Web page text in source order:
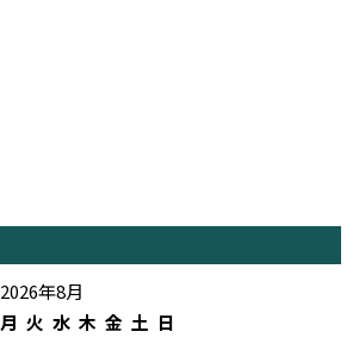
2026年8月
月 火 水 木 金 土 日